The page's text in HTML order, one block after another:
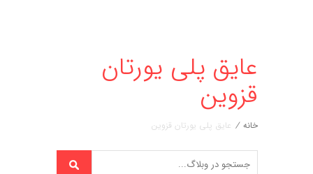
عایق پلی یورتان
قزوین
خانه / عایق پلی یورتان قزوین